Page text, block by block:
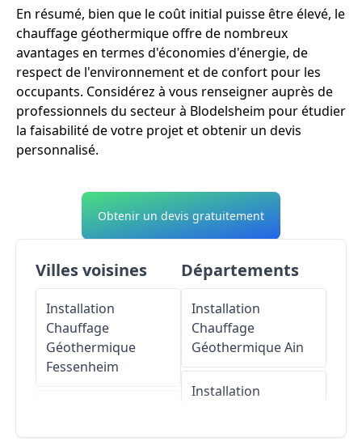
En résumé, bien que le coût initial puisse être élevé, le
chauffage géothermique offre de nombreux
avantages en termes d'économies d'énergie, de
respect de l'environnement et de confort pour les
occupants. Considérez à vous renseigner auprès de
professionnels du secteur à Blodelsheim pour étudier
la faisabilité de votre projet et obtenir un devis
personnalisé.
Obtenir un devis gratuitement
Villes voisines
Installation
Chauffage
Géothermique
Fessenheim
Départements
Installation
Chauffage
GéothermiqueAin
Installation